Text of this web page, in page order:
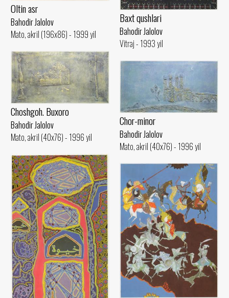
Oltin asr
Bahodir Jalolov
Mato, akril (196x86) - 1999 yil
Baxt qushlari
Bahodir Jalolov
Vitraj - 1993 yil
Choshgoh. Buxoro
Bahodir Jalolov
Mato, akril (40x76) - 1996 yil
Chor-minor
Bahodir Jalolov
Mato, akril (40x76) - 1996 yil